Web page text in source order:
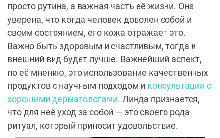
просто рутина, а важная часть её жизни. Она
уверена, что когда человек доволен собой и
своим состоянием, его кожа отражает это.
Важно быть здоровым и счастливым, тогда и
внешний вид будет лучше. Важнейший аспект,
по её мнению, это использование качественных
продуктов с научным подходом и консультации с
хорошими дерматологами. Линда признается,
что для неё уход за собой — это своего рода
ритуал, который приносит удовольствие.